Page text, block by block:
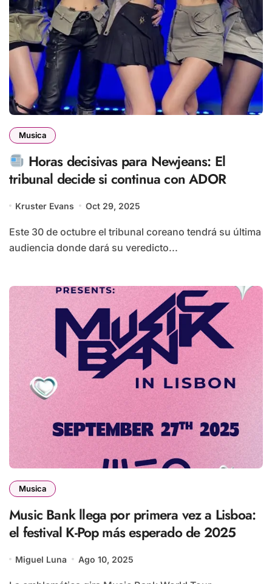
Musica
Horas decisivas para Newjeans: El
tribunal decide si continua con ADOR
Kruster Evans Oct 29, 2025
Este 30 de octubre el tribunal coreano tendrá su última
audiencia donde dará su veredicto...
Musica
Music Bank llega por primera vez a Lisboa:
el festival K-Pop más esperado de 2025
Miguel Luna Ago 10, 2025